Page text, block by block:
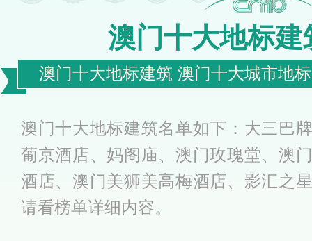
澳门十大地标建
澳门十大地标建筑 澳门十大城市地
澳门十大地标建筑名单如下：大三巴
葡京酒店、妈阁庙、澳门玫瑰堂、澳
酒店、澳门美狮美高梅酒店、影汇之
请看榜单详细内容。